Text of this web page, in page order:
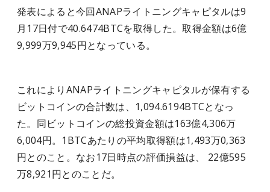
発表によると今回ANAPライトニングキャピタルは9
月17日付で40.6474BTCを取得した。取得金額は6億
9,999万9,945円となっている。
これによりANAPライトニングキャピタルが保有する
ビットコインの合計数は、1,094.6194BTCとなっ
た。同ビットコインの総投資金額は163億4,306万
6,004円。1BTCあたりの平均取得額は1,493万0,363
円とのこと。なお17日時点の評価損益は、 22億595
万8,921円とのことだ。